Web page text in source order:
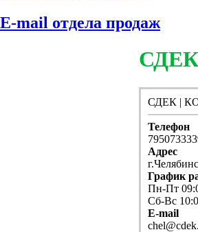
E-mail отдела продаж
СДЕК
СДЕК |
Телефон
Адрес
График
Пн-Пт
Сб-Вс
E-mail